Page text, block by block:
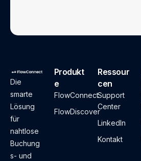
Die
smarte
Lösung
für
nahtlose
Buchung
s- und
Produkt
e
FlowConnect
FlowDiscover
Ressour
cen
Support
Center
LinkedIn
Kontakt